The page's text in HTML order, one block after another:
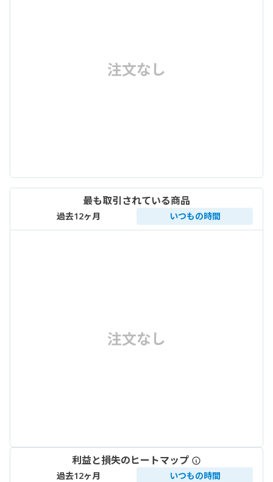
注文なし
最も取引されている商品
過去12ヶ月 いつもの時間
注文なし
利益と損失のヒートマップ
過去12ヶ月 いつもの時間